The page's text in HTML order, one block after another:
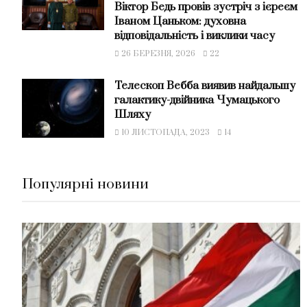
Віктор Бедь провів зустріч з ієреєм
Іваном Цаньком: духовна
відповідальність і виклики часу
26 БЕРЕЗНЯ, 2026 22
Телескоп Вебба виявив найдальшу
галактику-двійника Чумацького
Шляху
10 ЛИСТОПАДА, 2023 14
Популярні новини